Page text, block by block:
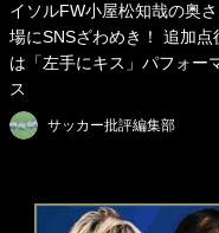
イソルFW小屋松知哉の奥
場にSNSざわめき！ 追加点
は「左手にキス」パフォー
ス
サッカー批評編集部